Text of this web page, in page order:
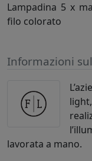
Lampadina 5 x
filo colorato
Informazioni
lavorata a mano.